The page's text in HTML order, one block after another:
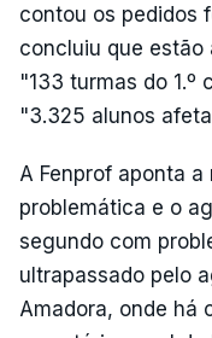
contou os pedidos
concluiu que estão
"133 turmas do 1.º
"3.325 alunos
A Fenprof aponta
problemática e o
segundo com
ultrapassado pelo
Amadora, onde há